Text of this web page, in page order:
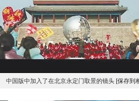
中国版中加入了在北京永定门取景的镜头 [保存到